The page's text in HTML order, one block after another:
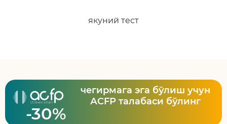
якуний тест
чегирмага эга бўлиш учун
АСFР талабаси бўлинг
-30%